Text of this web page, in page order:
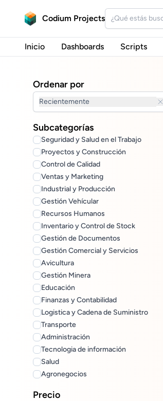
Codium Projects
Inicio Dashboards Scripts
Ordenar por
Recientemente
Subcategorías
Seguridad y Salud en el Trabajo
Proyectos y Construcción
Control de Calidad
Ventas y Marketing
Industrial y Producción
Gestión Vehícular
Recursos Humanos
Inventario y Control de Stock
Gestión de Documentos
Gestión Comercial y Servicios
Avicultura
Gestión Minera
Educación
Finanzas y Contabilidad
Logistica y Cadena de Suministro
Transporte
Administración
Tecnologia de información
Salud
Agronegocios
Precio